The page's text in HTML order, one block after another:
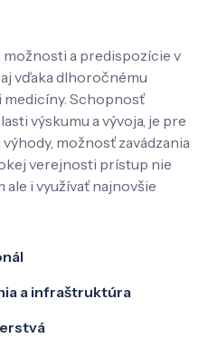
EN
a predispozície v
vďaka dlhoročnému
Schopnosť
výskumu a vývoja, je pre
možnosť zavádzania
verejnosti prístup nie
i využívať najnovšie
a infraštruktúra